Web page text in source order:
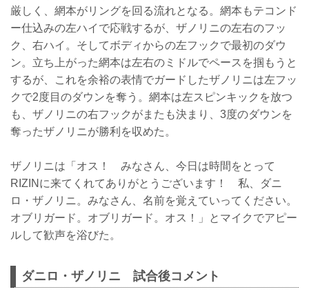
厳しく、網本がリングを回る流れとなる。網本もテコンド
ー仕込みの左ハイで応戦するが、ザノリニの左右のフッ
ク、右ハイ。そしてボディからの左フックで最初のダウ
ン。立ち上がった網本は左右のミドルでペースを掴もうと
するが、これを余裕の表情でガードしたザノリニは左フッ
クで2度目のダウンを奪う。網本は左スピンキックを放つ
も、ザノリニの右フックがまたも決まり、3度のダウンを
奪ったザノリニが勝利を収めた。
ザノリニは「オス！ みなさん、今日は時間をとって
RIZINに来てくれてありがとうございます！ 私、ダニ
ロ・ザノリニ。みなさん、名前を覚えていってください。
オブリガード。オブリガード。オス！」とマイクでアピー
ルして歓声を浴びた。
ダニロ・ザノリニ 試合後コメント